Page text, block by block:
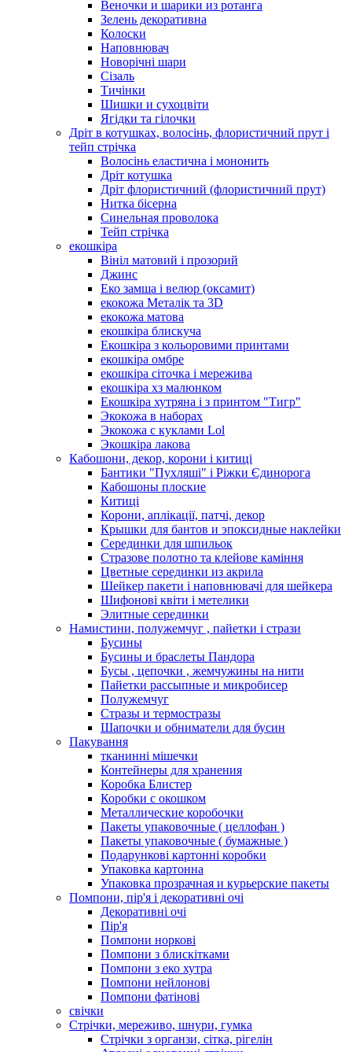
Веночки и шарики из ротанга
Зелень декоративна
Колоски
Наповнювач
Новорічні шари
Сізаль
Тичінки
Шишки и сухоцвіти
Ягідки та гілочки
Дріт в котушках, волосінь, флористичний прут і
тейп стрічка
Волосінь еластична і мононить
Дріт котушка
Дріт флористичний (флористичний прут)
Нитка бісерна
Синельная проволока
Тейп стрічка
екошкіра
Вініл матовий і прозорий
Джинс
Еко замша і велюр (оксамит)
екокожа Металік та 3D
екокожа матова
екошкіра блискуча
Екошкіра з кольоровими принтами
екошкіра омбре
екошкіра сіточка і мережива
екошкіра хз малюнком
Екошкіра хутряна і з принтом "Тигр"
Экокожа в наборах
Экокожа с куклами Lol
Экошкiра лакова
Кабошони, декор, корони і китиці
Бантики "Пухляші" і Ріжки Єдинорога
Кабошоны плоские
Китиці
Корони, аплікації, патчі, декор
Крышки для бантов и эпоксидные наклейки
Серединки для шпильок
Стразове полотно та клейове каміння
Цветные серединки из акрила
Шейкер пакети і наповнювачі для шейкера
Шифонові квіти і метелики
Элитные серединки
Намистини, полужемчуг , пайетки і стрази
Бусины
Бусины и браслеты Пандора
Бусы , цепочки , жемчужины на нити
Пайетки рассыпные и микробисер
Полужемчуг
Стразы и термостразы
Шапочки и обниматели для бусин
Пакування
тканинні мішечки
Контейнеры для хранения
Коробка Блистер
Коробки с окошком
Металлические коробочки
Пакеты упаковочные ( целлофан )
Пакеты упаковочные ( бумажные )
Подарункові картонні коробки
Упаковка картонна
Упаковка прозрачная и курьерские пакеты
Помпони, пір'я і декоративні очі
Декоративні очі
Пір'я
Помпони норкові
Помпони з блискітками
Помпони з еко хутра
Помпони нейлонові
Помпони фатінові
свічки
Стрічки, мереживо, шнури, гумка
Стрічки з органзи, сітка, рігелін